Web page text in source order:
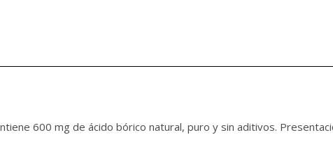
600 mg de ácido bórico natural, puro y sin aditivos.